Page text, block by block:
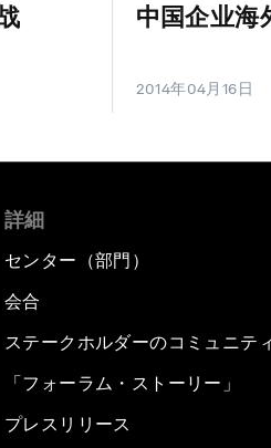
中国企业海
2014年04月16日
詳細
センター（部門）
会合
ステークホルダーのコミュニテ
「フォーラム・ストーリー」
プレスリリース